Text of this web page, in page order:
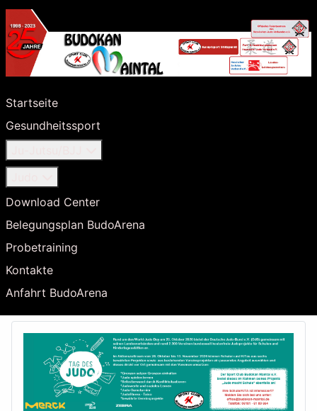
Startseite
Gesundheitssport
Download Center
Belegungsplan BudoArena
Probetraining
Kontakte
Anfahrt BudoArena